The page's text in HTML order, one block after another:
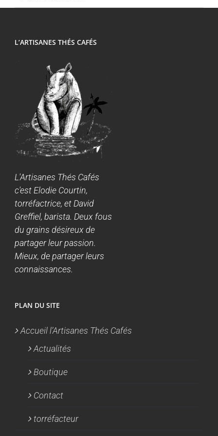
L’ARTISANES THÉS CAFÉS
L'Artisanes Thés Cafés
c'est Elodie Courtin,
torréfactrice, et David
Greffiel, barista. Deux fous
du grains désireux de
partager leur passion.
Mieux, de partager leurs
connaissances.
PLAN DU SITE
Accueil l’Artisanes Thés Cafés
Actualités
Boutique
Contact
torréfacteur